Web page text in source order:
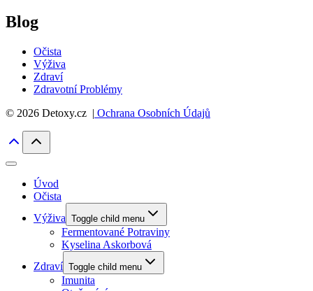
Blog
Očista
Výživa
Zdraví
Zdravotní Problémy
© 2026 Detoxy.cz | Ochrana Osobních Údajů
Úvod
Očista
Výživa Toggle child menu
Fermentované Potraviny
Kyselina Askorbová
Zdraví Toggle child menu
Imunita